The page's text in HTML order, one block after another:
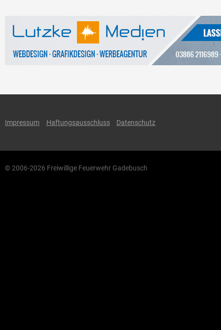
Impressum Haftungsausschluss Datenschutz
© 2006-2026 Freiwillige Feuerwehr Gadebusch